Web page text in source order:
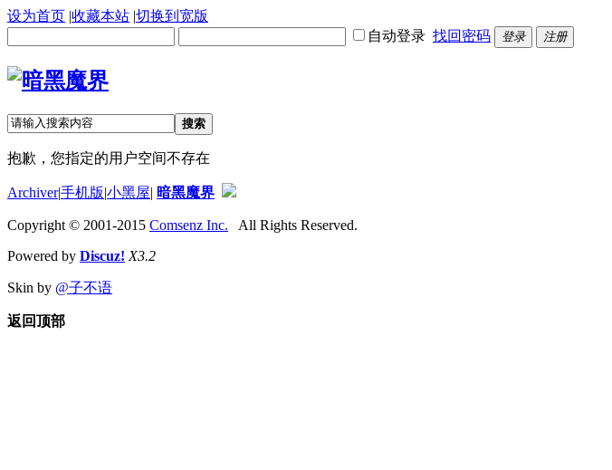
设为首页 |收藏本站 |切换到宽版
自动登录 找回密码 登录 注册
搜索
抱歉，您指定的用户空间不存在
Archiver|手机版|小黑屋| 暗黑魔界
Copyright © 2001-2015 Comsenz Inc. All Rights Reserved.
Powered by Discuz! X3.2
Skin by @子不语
返回顶部